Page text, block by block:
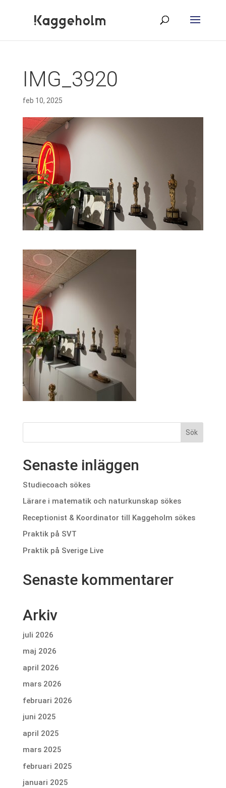
IMG_3920
feb 10, 2025
Senaste inläggen
Studiecoach sökes
Lärare i matematik och naturkunskap sökes
Receptionist & Koordinator till Kaggeholm sökes
Praktik på SVT
Praktik på Sverige Live
Senaste kommentarer
Arkiv
juli 2026
maj 2026
april 2026
mars 2026
februari 2026
juni 2025
april 2025
mars 2025
februari 2025
januari 2025